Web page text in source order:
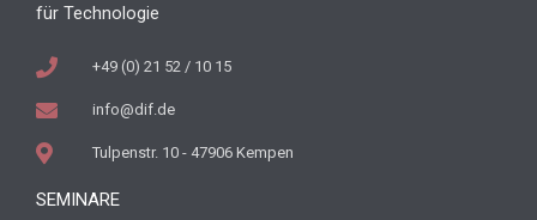
für Technologie
+49 (0) 21 52 / 10 15
info@dif.de
Tulpenstr. 10 - 47906 Kempen
SEMINARE